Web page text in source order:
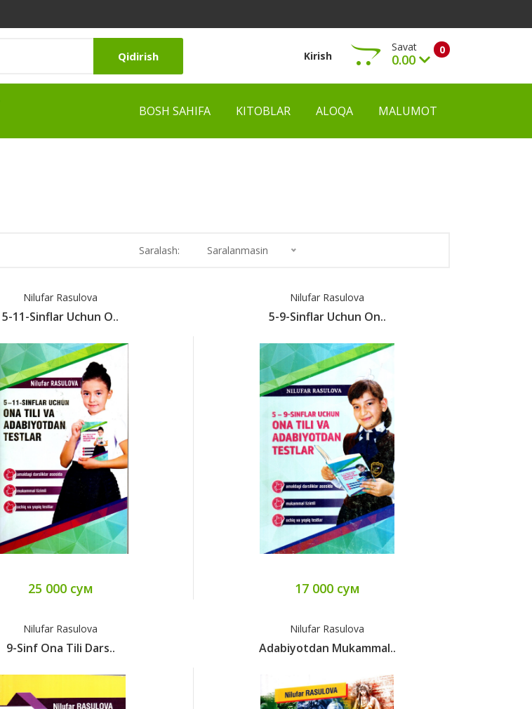
Qidirish Kirish 0
Savat
0.00
Ko‘rish
BOSH SAHIFA KITOBLAR ALOQA MALUMOT
Saralash: Saralanmasin
Nilufar Rasulova
5-11-Sinflar Uchun O..
25 000 сум
Nilufar Rasulova
5-9-Sinflar Uchun On..
17 000 сум
Nilufar Rasulova
9-Sinf Ona Tili Dars..
Nilufar Rasulova
Adabiyotdan Mukammal..